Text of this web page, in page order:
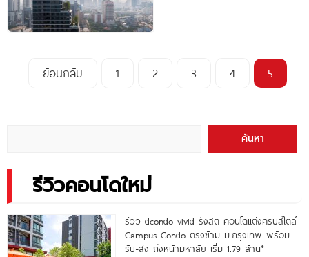
ย้อนกลับ 1 2 3 4 5
ค้นหา
รีวิวคอนโดใหม่
รีวิว dcondo vivid รังสิต คอนโดแต่งครบสไตล์
Campus Condo ตรงข้าม ม.กรุงเทพ พร้อม
รับ-ส่ง ถึงหน้ามหาลัย เริ่ม 1.79 ล้าน*